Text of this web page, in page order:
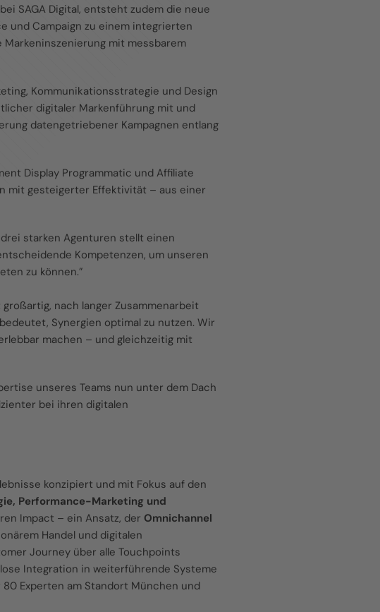
SAGA Digital, entsteht zudem die neue
und Campaign zu einem integrierten
Markeninszenierung mit messbarem
Kommunikationsstrategie und Design
digitaler Markenführung mit und
datengetriebener Kampagnen entlang
Display Programmatic und Affiliate
mit gesteigerter Effektivität – aus einer
drei starken Agenturen stellt einen
Kompetenzen, um unseren
zu können.”
nach langer Zusammenarbeit
Synergien optimal zu nutzen. Wir
machen – und gleichzeitig mit
unseres Teams nun unter dem Dach
bei ihren digitalen
konzipiert und mit Fokus auf den
Performance-Marketing und
Impact – ein Ansatz, der Omnichannel
Handel und digitalen
Journey über alle Touchpoints
Integration in weiterführende Systeme
80 Experten am Standort München und